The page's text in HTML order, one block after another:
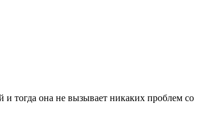
тогда она не вызывает никаких проблем со